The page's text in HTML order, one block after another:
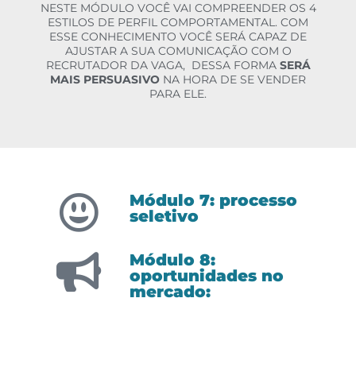
NESTE MÓDULO VOCÊ VAI COMPREENDER OS 4
ESTILOS DE PERFIL COMPORTAMENTAL. COM
ESSE CONHECIMENTO VOCÊ SERÁ CAPAZ DE
AJUSTAR A SUA COMUNICAÇÃO COM O
RECRUTADOR DA VAGA, DESSA FORMA SERÁ
MAIS PERSUASIVO NA HORA DE SE VENDER
PARA ELE.
Módulo 7: processo
seletivo
Módulo 8:
oportunidades no
mercado: